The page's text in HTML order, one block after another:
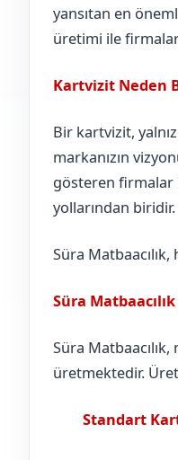
yansıtan en
üretimi ile
Kartvizit Neden
Bir kartvizit,
markanızın
gösteren firmalar
yollarından biridir.
Süra
Süra
Süra
üretmektedir.
Standart